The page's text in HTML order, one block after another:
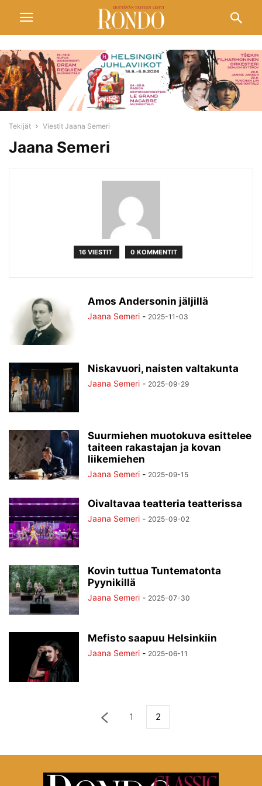
Tekijät Viestit Jaana Semeri
Jaana Semeri
16 VIESTIT 0 KOMMENTIT
Amos Andersonin jäljillä
Jaana Semeri - 2025-11-03
Niskavuori, naisten valtakunta
Jaana Semeri - 2025-09-29
Suurmiehen muotokuva esittelee
taiteen rakastajan ja kovan
liikemiehen
Jaana Semeri - 2025-09-15
Oivaltavaa teatteria teatterissa
Jaana Semeri - 2025-09-02
Kovin tuttua Tuntematonta
Pyynikillä
Jaana Semeri - 2025-07-30
Mefisto saapuu Helsinkiin
Jaana Semeri - 2025-06-11
1 2